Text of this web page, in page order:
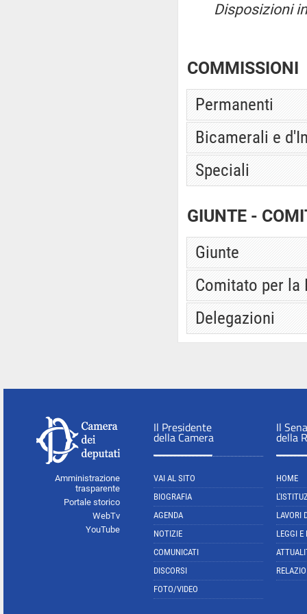
Disposizioni
COMMISSIONI
Permanenti
Bicamerali e
Speciali
GIUNTE -
Giunte
Comitato per la
Delegazioni
Amministrazione
trasparente
Portale storico
WebTv
YouTube
Il Presidente
della Camera
VAI AL SITO
BIOGRAFIA
AGENDA
NOTIZIE
COMUNICATI
DISCORSI
FOTO/VIDEO
Il
della
HOME
LAVORI
LEGGI E